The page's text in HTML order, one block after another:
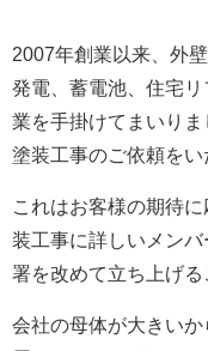
2007年創業以来、外
発電、蓄電池、住宅
業を手掛けてまいりま
塗装工事のご依頼をい
これはお客様の期待
装工事に詳しいメン
署を改めて立ち上げる
会社の母体が大きい